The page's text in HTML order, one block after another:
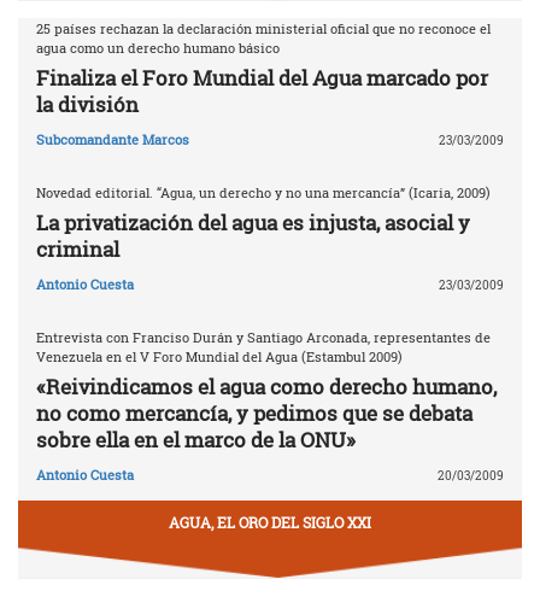
25 países rechazan la declaración ministerial oficial que no reconoce el
agua como un derecho humano básico
Finaliza el Foro Mundial del Agua marcado por
la división
Subcomandante Marcos 23/03/2009
Novedad editorial. “Agua, un derecho y no una mercancía” (Icaria, 2009)
La privatización del agua es injusta, asocial y
criminal
Antonio Cuesta 23/03/2009
Entrevista con Franciso Durán y Santiago Arconada, representantes de
Venezuela en el V Foro Mundial del Agua (Estambul 2009)
«Reivindicamos el agua como derecho humano,
no como mercancía, y pedimos que se debata
sobre ella en el marco de la ONU»
Antonio Cuesta 20/03/2009
AGUA, EL ORO DEL SIGLO XXI